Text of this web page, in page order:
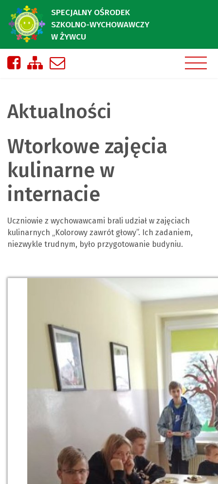
SPECJALNY OŚRODEK
SZKOLNO-WYCHOWAWCZY
W ŻYWCU
Nasza strona na Facebooku
Zobacz mapę strony
Aktualności
Wtorkowe zajęcia
kulinarne w
internacie
Uczniowie z wychowawcami brali udział w zajęciach
kulinarnych „Kolorowy zawrót głowy”. Ich zadaniem,
niezwykle trudnym, było przygotowanie budyniu.